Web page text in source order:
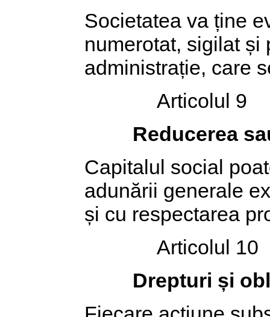
Societatea va ține
numerotat, sigilat
administrație, care
Articolul 9
Reducerea
Capitalul social
adunării generale
și cu respectarea
Articolul 10
Drepturi și